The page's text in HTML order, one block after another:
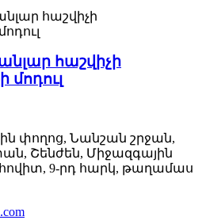
անլար հաշվիչի
մոդուլ
ին փողոց, Նանշան շրջան,
Շենժեն, Միջազգային
9-րդ հարկ, թաղամաս